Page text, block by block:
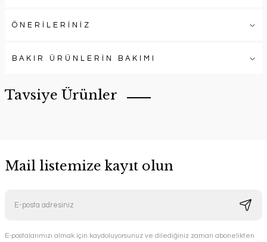
ÖNERİLERİNİZ
BAKIR ÜRÜNLERİN BAKIMI
Tavsiye Ürünler
Sofraların Sultanı Bakır Tencere
Mail listemize kayıt olun
E-postalarımızı almak için kaydoluyorsunuz ve dilediğiniz zaman abonelikten